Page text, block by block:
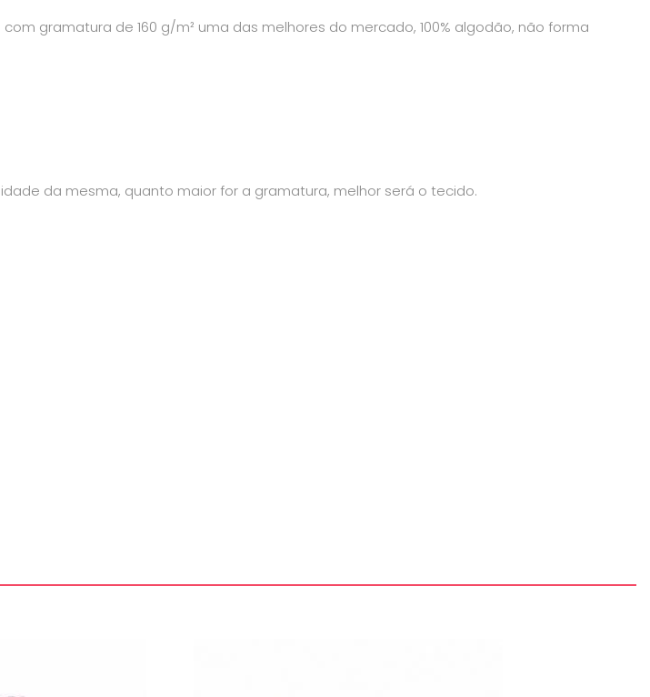
gramatura de 160 g/m² uma das melhores do mercado, 100% algodão, não forma
da mesma, quanto maior for a gramatura, melhor será o tecido.